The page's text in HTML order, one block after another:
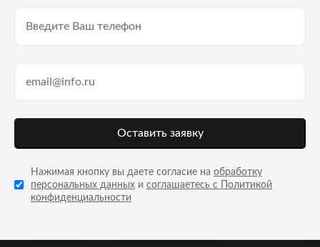
Оставить заявку
Нажимая кнопку вы даете согласие на обработку
персональных данных и соглашаетесь с Политикой
конфиденциальности